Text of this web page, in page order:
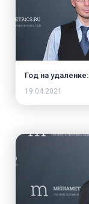
Год на
19.04.2021